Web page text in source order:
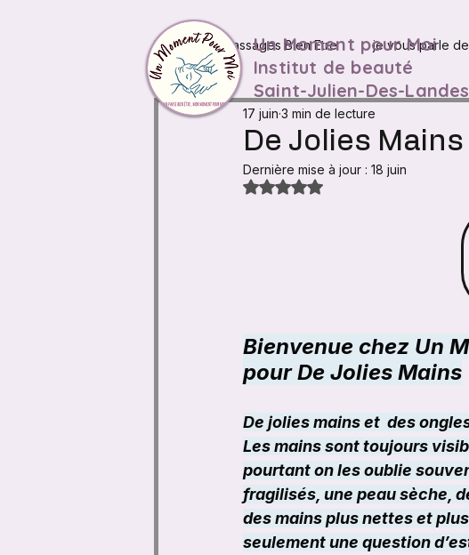
Un Moment pour Moi
Institut de beauté
Saint-Julien-Des-Landes
Posts Massages Bien Etre je vous parle de
De Jolies Mains
17 juin 3 min de lecture
Dernière mise à jour : 18 juin
Noté NaN étoiles sur 5.
Bienvenue chez Un
pour De Jolies Mains
De jolies mains et  des
Les mains sont toujours
pourtant on les oublie
fragilisés, une peau sèche,
des mains plus nettes et
seulement une question